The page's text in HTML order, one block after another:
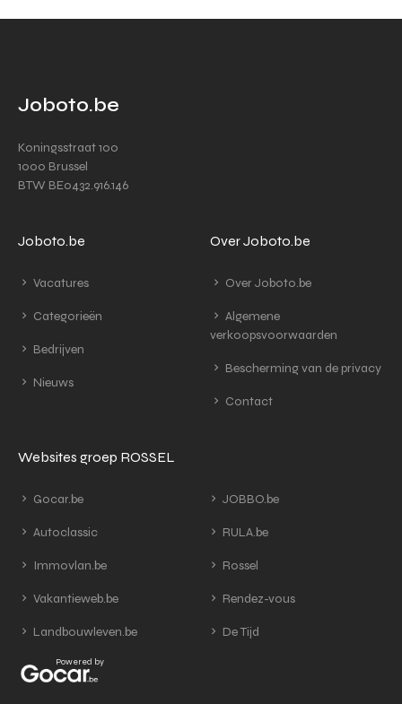
Joboto.be
Koningsstraat 100
1000 Brussel
BTW BE0432.916.146
Joboto.be
Vacatures
Categorieën
Bedrijven
Nieuws
Over Joboto.be
Over Joboto.be
Algemene
verkoopsvoorwaarden
Bescherming van de privacy
Contact
Websites groep ROSSEL
Gocar.be
Autoclassic
Immovlan.be
Vakantieweb.be
Landbouwleven.be
JOBBO.be
RULA.be
Rossel
Rendez-vous
De Tijd
Powered by